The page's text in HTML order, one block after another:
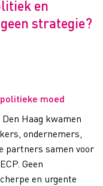
en
strategie?
moed
Haag kwamen
ondernemers,
partners samen voor
Geen
en urgente